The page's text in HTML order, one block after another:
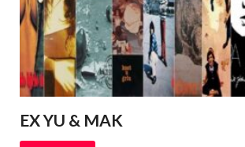
EX YU & MAK